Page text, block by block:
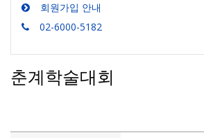
회원가입 안내
02-6000-5182
춘계학술대회